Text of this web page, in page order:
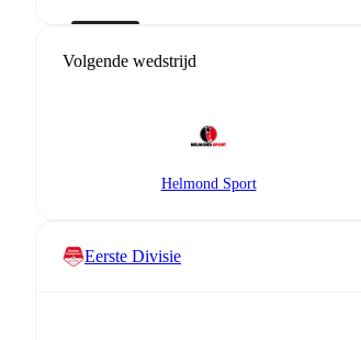
Volgende wedstrijd
Helmond Sport
Eerste Divisie